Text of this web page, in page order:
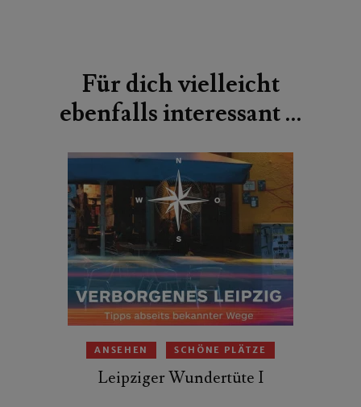
Für dich vielleicht
ebenfalls interessant …
ANSEHEN SCHÖNE PLÄTZE
Leipziger Wundertüte I